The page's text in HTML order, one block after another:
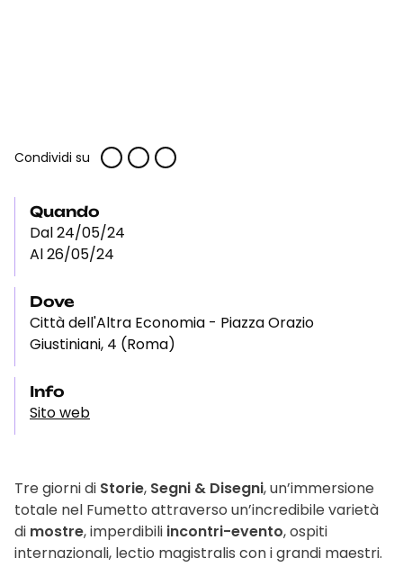
Condividi su
Quando
Dal 24/05/24
Al 26/05/24
Dove
Città dell'Altra Economia - Piazza Orazio
Giustiniani, 4 (Roma)
Info
Sito web
Tre giorni di Storie, Segni & Disegni, un’immersione
totale nel Fumetto attraverso un’incredibile varietà
di mostre, imperdibili incontri-evento, ospiti
internazionali, lectio magistralis con i grandi maestri.